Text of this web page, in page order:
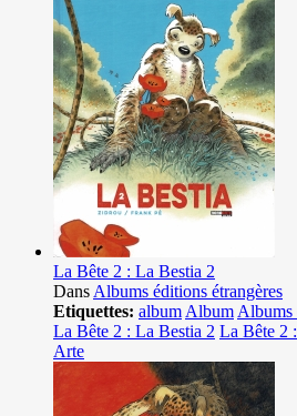
La Bête 2 : La Bestia 2
Dans Albums éditions étrangères
Etiquettes: album Album Albums
La Bête 2 : La Bestia 2 La Bête 2
Arte